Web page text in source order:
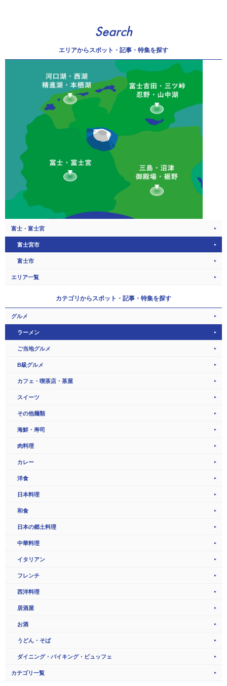
Search
エリアからスポット・記事・特集を探す
富士・富士宮
富士宮市
富士市
エリア一覧
カテゴリから スポット・記事・特集を探す
グルメ
ラーメン
ご当地グルメ
B級グルメ
カフェ・喫茶店・茶屋
スイーツ
その他麺類
海鮮・寿司
肉料理
カレー
洋食
日本料理
和食
日本の郷土料理
中華料理
イタリアン
フレンチ
西洋料理
居酒屋
お酒
うどん・そば
ダイニング・バイキング・ビュッフェ
カテゴリ一覧